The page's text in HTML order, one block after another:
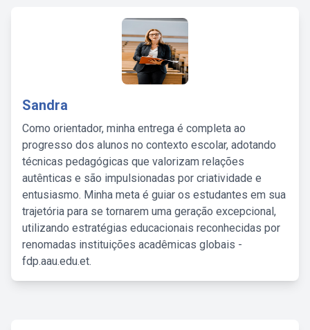
Sandra
Como orientador, minha entrega é completa ao
progresso dos alunos no contexto escolar, adotando
técnicas pedagógicas que valorizam relações
autênticas e são impulsionadas por criatividade e
entusiasmo. Minha meta é guiar os estudantes em sua
trajetória para se tornarem uma geração excepcional,
utilizando estratégias educacionais reconhecidas por
renomadas instituições acadêmicas globais -
fdp.aau.edu.et.